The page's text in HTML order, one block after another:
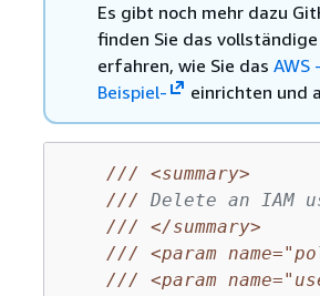
Es gibt noch mehr dazu
finden Sie das
erfahren, wie Sie das AWS
Beispiel-
einrichten und
///
<summary>
/// Delete an IAM
///
</summary>
///
<param
///
<param